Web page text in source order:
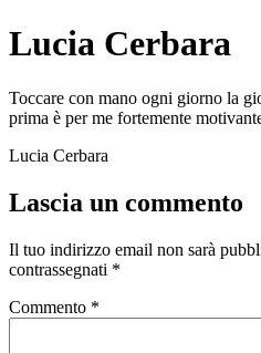
Lucia Cerbara
Toccare con mano ogni giorno la
prima è per me fortemente
Lucia Cerbara
Lascia un commento
Il tuo indirizzo email non sarà
contrassegnati *
Commento *